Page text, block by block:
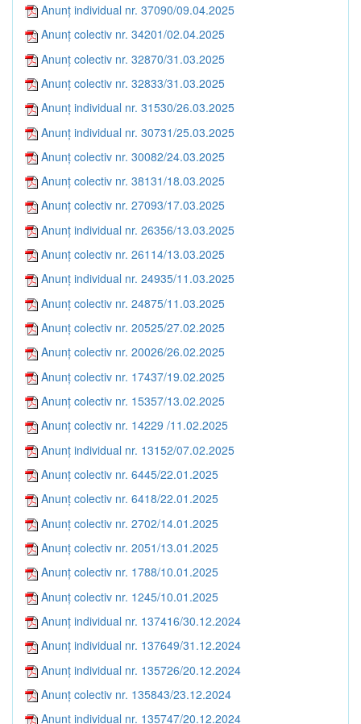
Anunț individual nr. 37090/09.04.2025
Anunț colectiv nr. 34201/02.04.2025
Anunț colectiv nr. 32870/31.03.2025
Anunț colectiv nr. 32833/31.03.2025
Anunț individual nr. 31530/26.03.2025
Anunț individual nr. 30731/25.03.2025
Anunț colectiv nr. 30082/24.03.2025
Anunț colectiv nr. 38131/18.03.2025
Anunț colectiv nr. 27093/17.03.2025
Anunț individual nr. 26356/13.03.2025
Anunț colectiv nr. 26114/13.03.2025
Anunț individual nr. 24935/11.03.2025
Anunț colectiv nr. 24875/11.03.2025
Anunț colectiv nr. 20525/27.02.2025
Anunț colectiv nr. 20026/26.02.2025
Anunț colectiv nr. 17437/19.02.2025
Anunț colectiv nr. 15357/13.02.2025
Anunț colectiv nr. 14229 /11.02.2025
Anunț individual nr. 13152/07.02.2025
Anunț colectiv nr. 6445/22.01.2025
Anunț colectiv nr. 6418/22.01.2025
Anunț colectiv nr. 2702/14.01.2025
Anunț colectiv nr. 2051/13.01.2025
Anunț colectiv nr. 1788/10.01.2025
Anunț colectiv nr. 1245/10.01.2025
Anunț individual nr. 137416/30.12.2024
Anunț individual nr. 137649/31.12.2024
Anunț individual nr. 135726/20.12.2024
Anunț colectiv nr. 135843/23.12.2024
Anunț individual nr. 135747/20.12.2024